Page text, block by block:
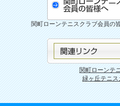
関町ローンテニスクラブ会員の
関町ローンテ
緑ヶ丘テニス